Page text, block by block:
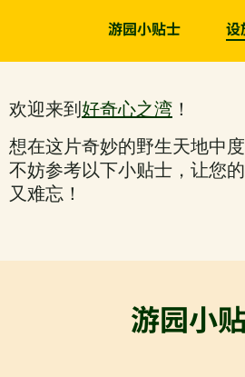
游园小贴士 设
欢迎来到好奇心之湾 ！
想在这片奇妙的野生天地中
不妨参考以下小贴士，让您
又难忘！
游园小